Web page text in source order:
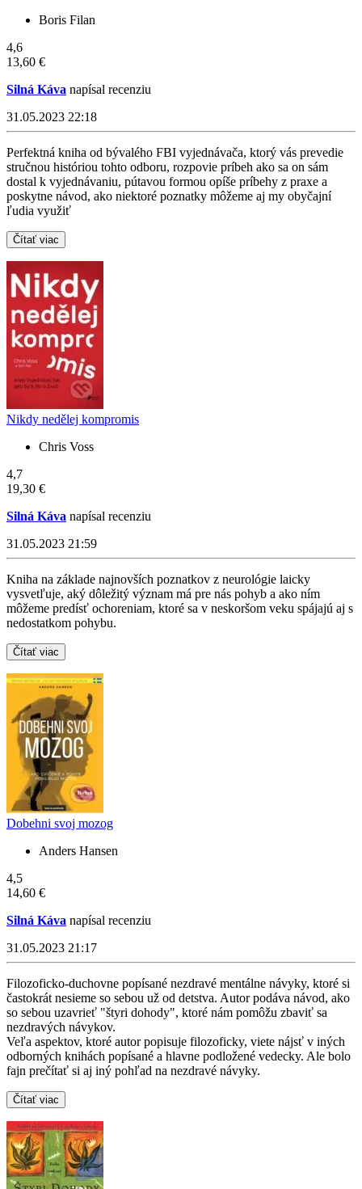
Boris Filan
4,6
13,60 €
Silná Káva napísal recenziu
31.05.2023 22:18
Perfektná kniha od bývalého FBI vyjednávača, ktorý vás prevedie
stručnou históriou tohto odboru, rozpovie príbeh ako sa on sám
dostal k vyjednávaniu, pútavou formou opíše príbehy z praxe a
poskytne návod, ako niektoré poznatky môžeme aj my obyčajní
ľudia využiť
Čítať viac
Nikdy nedělej kompromis
Chris Voss
4,7
19,30 €
Silná Káva napísal recenziu
31.05.2023 21:59
Kniha na základe najnovších poznatkov z neurológie laicky
vysvetľuje, aký dôležitý význam má pre nás pohyb a ako ním
môžeme predísť ochoreniam, ktoré sa v neskoršom veku spájajú aj s
nedostatkom pohybu.
Čítať viac
Dobehni svoj mozog
Anders Hansen
4,5
14,60 €
Silná Káva napísal recenziu
31.05.2023 21:17
Filozoficko-duchovne popísané nezdravé mentálne návyky, ktoré si
častokrát nesieme so sebou už od detstva. Autor podáva návod, ako
so sebou uzavrieť "štyri dohody", ktoré nám pomôžu zbaviť sa
nezdravých návykov.
Veľa aspektov, ktoré autor popisuje filozoficky, viete nájsť v iných
odborných knihách popísané a hlavne podložené vedecky. Ale bolo
fajn prečítať si aj iný pohľad na nezdravé návyky.
Čítať viac